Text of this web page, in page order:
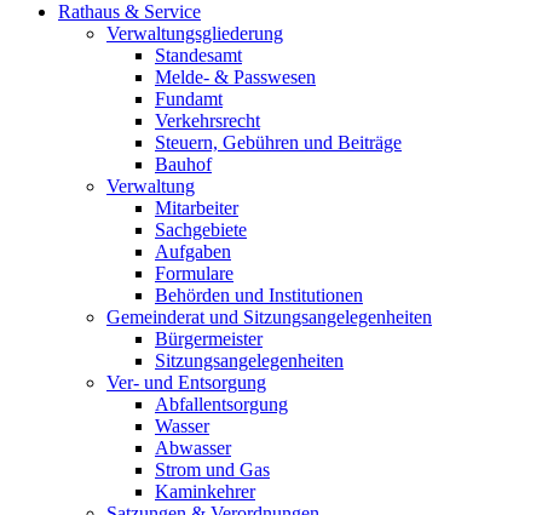
Rathaus & Service
Verwaltungsgliederung
Standesamt
Melde- & Passwesen
Fundamt
Verkehrsrecht
Steuern, Gebühren und Beiträge
Bauhof
Verwaltung
Mitarbeiter
Sachgebiete
Aufgaben
Formulare
Behörden und Institutionen
Gemeinderat und Sitzungsangelegenheiten
Bürgermeister
Sitzungsangelegenheiten
Ver- und Entsorgung
Abfallentsorgung
Wasser
Abwasser
Strom und Gas
Kaminkehrer